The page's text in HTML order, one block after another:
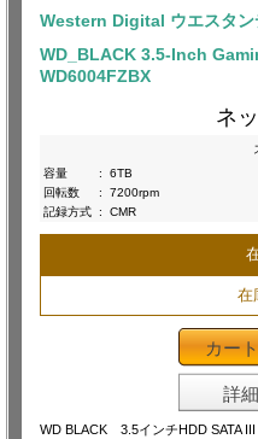
Western Digital ウエスタン
WD_BLACK 3.5-Inch
WD6004FZBX
ネ
容量
:
6TB
回転数
:
7200rpm
記録方式 : CMR
在
カー
詳
WD BLACK 3.5インチHDD SATA III